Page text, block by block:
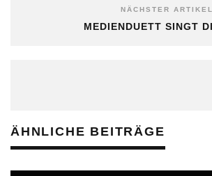
NÄCHSTER ARTIKEL
MEDIENDUETT SINGT
ÄHNLICHE BEITRÄGE